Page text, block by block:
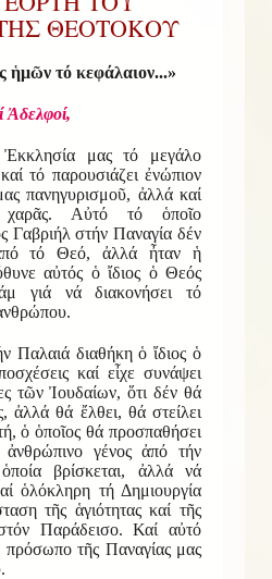
ΘΕΟΤΟΚΟΥ
ἡμῶν τό κεφάλαιον...»
Ἀδελφοί,
μας τό μεγάλο
τό παρουσιάζει ἐνώπιον
πανηγυρισμοῦ, ἀλλά καί
χαρᾶς. Αὐτό τό ὁποῖο
Γαβριήλ στήν Παναγία δέν
τό Θεό, ἀλλά ἦταν ἡ
αὐτός ὁ ἴδιος ὁ Θεός
γιά νά διακονήσει τό
Παλαιά διαθήκη ὁ ἴδιος ὁ
καί εἶχε συνάψει
τῶν Ἰουδαίων, ὅτι δέν θά
ἀλλά θά ἔλθει, θά στείλει
ὁ ὁποῖος θά προσπαθήσει
γένος ἀπό τήν
βρίσκεται, ἀλλά νά
ὁλόκληρη τή Δημιουργία
τῆς ἁγιότητας καί τῆς
Παράδεισο. Καί αὐτό
πρόσωπο τῆς Παναγίας μας